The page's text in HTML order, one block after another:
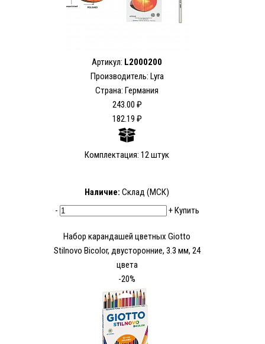
Артикул: L2000200
Производитель: Lyra
Страна: Германия
243.00 ₽
182.19 ₽
Комплектация: 12 штук
Наличие: Склад (МСК)
-
+Купить
Набор карандашей цветных Giotto
Stilnovo Bicolor, двусторонние, 3.3 мм, 24
цвета
-20%